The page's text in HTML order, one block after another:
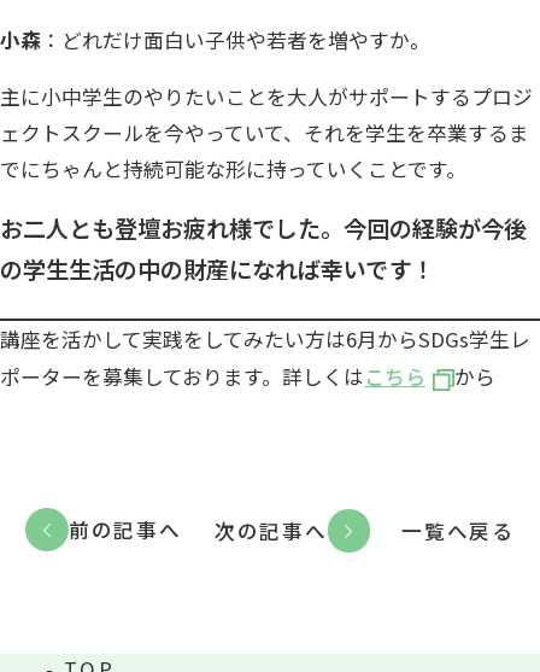
小森 ：どれだけ面白い子供や若者を増やすか。
主に小中学生のやりたいことを大人がサポートするプロジ
ェクトスクールを今やっていて、それを学生を卒業するま
でにちゃんと持続可能な形に持っていくことです。
お二人とも登壇お疲れ様でした。今回の経験が今後
の学生生活の中の財産になれば幸いです！
講座を活かして実践をしてみたい方は6月からSDGs学生レ
ポーターを募集しております。詳しくはこちら から
前の記事へ 一覧へ戻る
次の記事へ